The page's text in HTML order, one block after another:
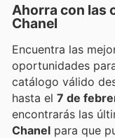
Ahorra con las
Chanel
Encuentra las
catálogo válido
hasta el 7 de
encontrarás las
Chanel para que